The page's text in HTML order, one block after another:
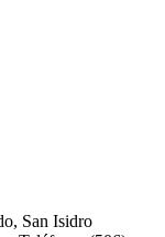
San Isidro